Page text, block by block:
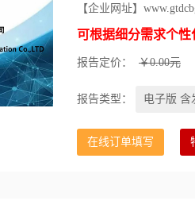
【企业网址】
可根据细分需求个性
报告定价： ￥0.00元
报告类型： 电子版 含
在线订单填写